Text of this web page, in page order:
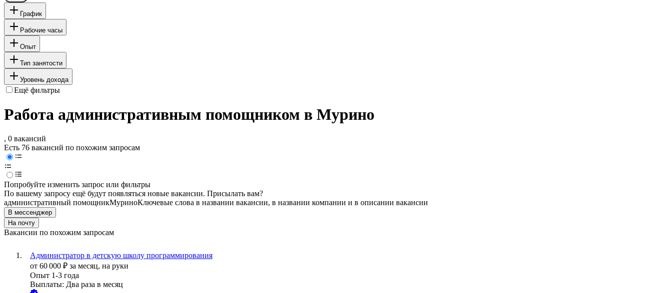
График
Рабочие часы
Опыт
Тип занятости
Уровень дохода
Ещё фильтры
Работа административным помощником в Мурино
, 0 вакансий
Есть 76 вакансий по похожим запросам
Попробуйте изменить запрос или фильтры
По вашему запросу ещё будут появляться новые вакансии. Присылать вам?
административный помощникМуриноКлючевые слова в названии вакансии, в названии компании и в описании вакансии
В мессенджер
На почту
Вакансии по похожим запросам
Администратор в детскую школу программирования
от 60 000 ₽ за месяц, на руки
Опыт 1-3 года
Выплаты: Два раза в месяц